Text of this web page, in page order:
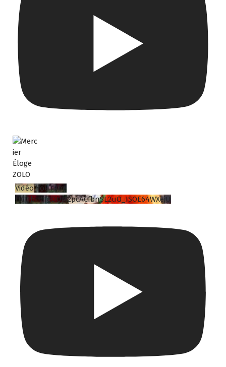
Vidéo YouTube
UCUbH0fgDUM2pcACfbnSL2uQ_ISOE64WXejU